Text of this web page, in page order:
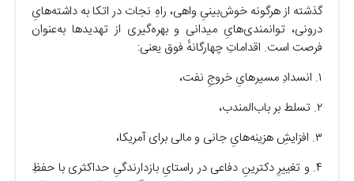
گذشته از هرگونه خوش‌بینیِ واهی، راهِ نجات در اتکا به داشته‌هایِ
درونی، توانمندی‌هایِ میدانی و بهره‌گیری از تهدید‌ها به‌عنوان
فرصت است. اقداماتِ چهارگانهٔ فوق یعنی:
۱. انسدادِ مسیرهایِ خروجِ نفت،
۲. تسلط بر باب‌المندب،
۳. افزایشِ هزینه‌هایِ جانی و مالی برای آمریکا،
۴. و تغییرِ دکترینِ دفاعی در راستایِ بازدارندگیِ حداکثری با حفظِ